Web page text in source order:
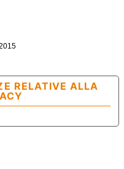
RELATIVE ALLA